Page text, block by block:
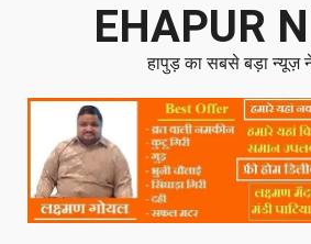
EHAPUR
हापुड़ का सबसे बड़ा न्यूज़